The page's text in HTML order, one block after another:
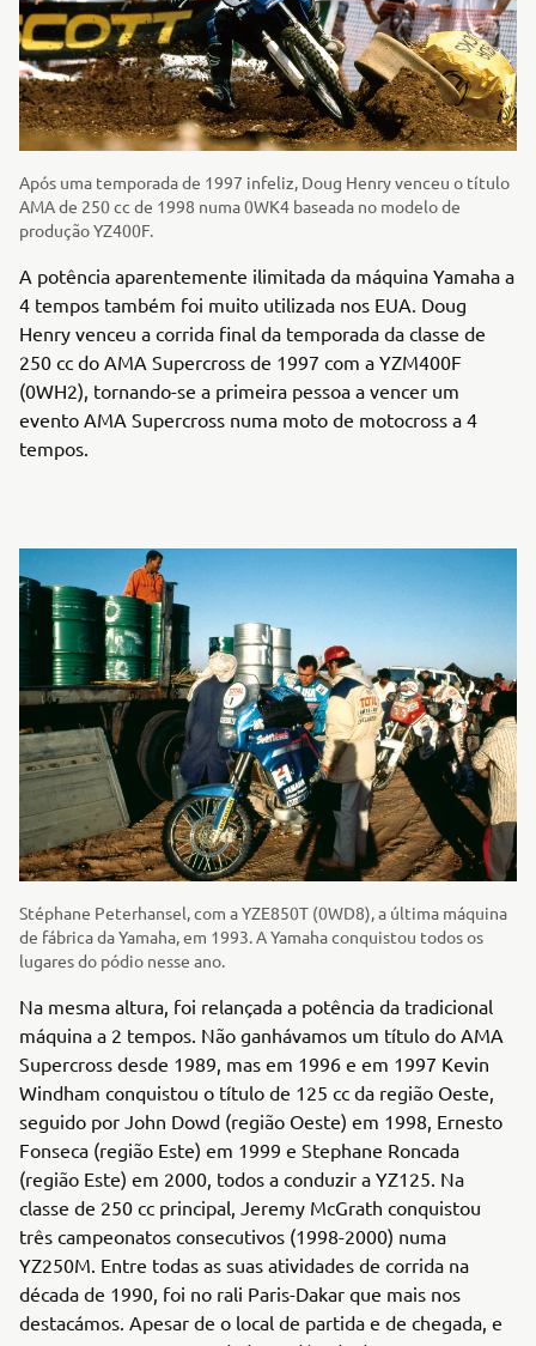
Após uma temporada de 1997 infeliz, Doug Henry venceu o título
AMA de 250 cc de 1998 numa 0WK4 baseada no modelo de
produção YZ400F.
A potência aparentemente ilimitada da máquina Yamaha a
4 tempos também foi muito utilizada nos EUA. Doug
Henry venceu a corrida final da temporada da classe de
250 cc do AMA Supercross de 1997 com a YZM400F
(0WH2), tornando-se a primeira pessoa a vencer um
evento AMA Supercross numa moto de motocross a 4
tempos.
Stéphane Peterhansel, com a YZE850T (0WD8), a última máquina
de fábrica da Yamaha, em 1993. A Yamaha conquistou todos os
lugares do pódio nesse ano.
Na mesma altura, foi relançada a potência da tradicional
máquina a 2 tempos. Não ganhávamos um título do AMA
Supercross desde 1989, mas em 1996 e em 1997 Kevin
Windham conquistou o título de 125 cc da região Oeste,
seguido por John Dowd (região Oeste) em 1998, Ernesto
Fonseca (região Este) em 1999 e Stephane Roncada
(região Este) em 2000, todos a conduzir a YZ125. Na
classe de 250 cc principal, Jeremy McGrath conquistou
três campeonatos consecutivos (1998-2000) numa
YZ250M. Entre todas as suas atividades de corrida na
década de 1990, foi no rali Paris-Dakar que mais nos
destacámos. Apesar de o local de partida e de chegada, e